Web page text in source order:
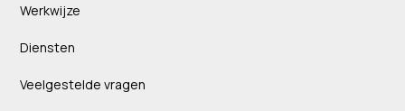
Werkwijze
Diensten
Veelgestelde vragen